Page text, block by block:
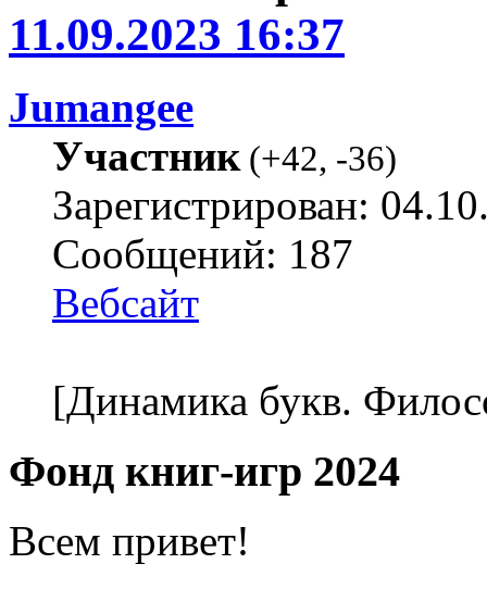
11.09.2023 16:37
Jumangee
Участник(+42, -36)
Зарегистрирован:
Сообщений: 187
Вебсайт
[Динамика букв.
Фонд книг-игр 2024
Всем привет!